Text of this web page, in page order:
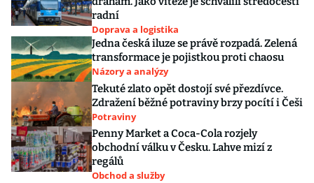
radní
Doprava a logistika
Jedna česká iluze se právě rozpadá. Zelená
transformace je pojistkou proti chaosu
Názory a analýzy
Tekuté zlato opět dostojí své přezdívce.
Zdražení běžné potraviny brzy pocítí i Češi
Potraviny
Penny Market a Coca-Cola rozjely
obchodní válku v Česku. Lahve mizí z
regálů
Obchod a služby